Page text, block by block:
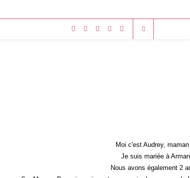
Moi c'est Audrey,
Je suis mariée à
Nous avons également 2